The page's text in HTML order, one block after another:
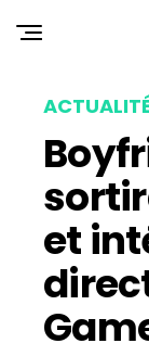
et